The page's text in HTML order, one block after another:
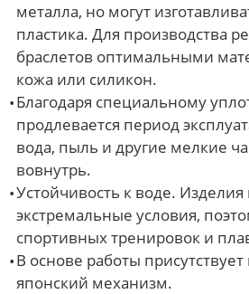
металла, но могут
пластика. Для производства
браслетов оптимальными
кожа или силикон.
Благодаря специальному
продлевается период
вода, пыль и другие мелкие
вовнутрь.
Устойчивость к воде.
экстремальные условия,
спортивных тренировок и
В основе работы
японский механизм.